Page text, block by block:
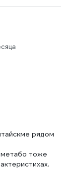
рядом
метабо тоже